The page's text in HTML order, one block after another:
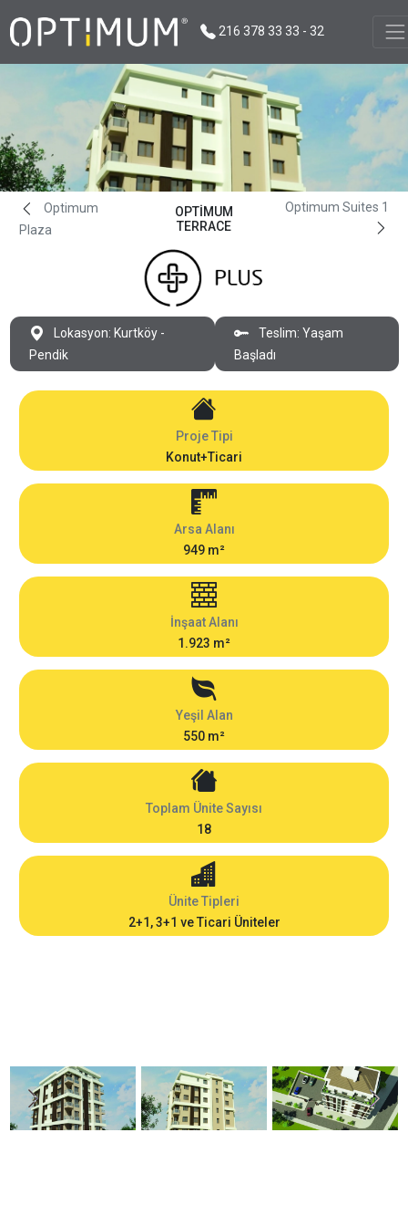
216 378 33 33 - 32
Optimum
Plaza
OPTIMUM
TERRACE
Optimum Suites 1
Lokasyon: Kurtköy -
Pendik
Teslim: Yaşam
Başladı
Proje Tipi
Konut+Ticari
Arsa Alanı
949 m²
İnşaat Alanı
1.923 m²
Yeşil Alan
550 m²
Toplam Ünite Sayısı
18
Ünite Tipleri
2+1, 3+1 ve Ticari Üniteler